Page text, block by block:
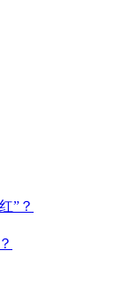
”？